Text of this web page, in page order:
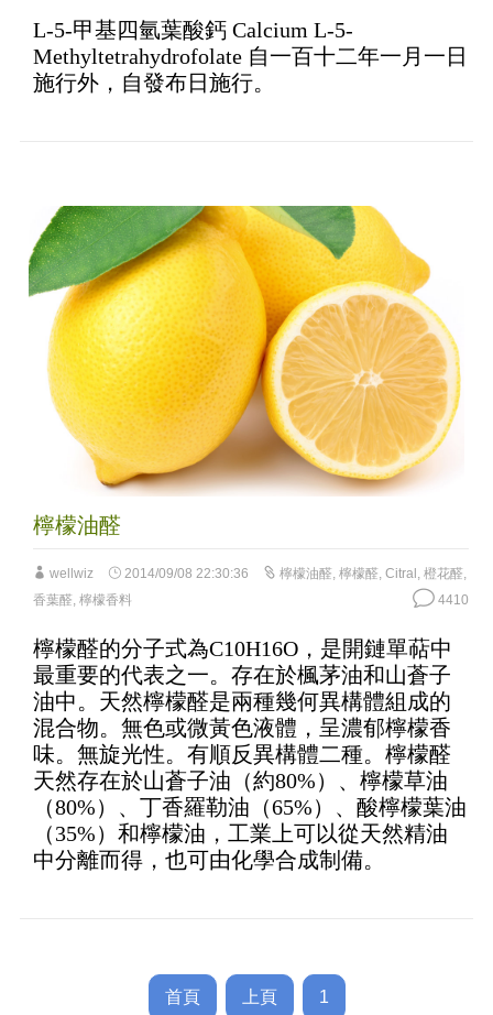
L-5-甲基四氫葉酸鈣 Calcium L-5-
Methyltetrahydrofolate 自一百十二年一月一日
施行外，自發布日施行。
檸檬油醛
wellwiz 2014/09/08 22:30:36 檸檬油醛, 檸檬醛, Citral, 橙花醛,
香葉醛, 檸檬香料 4410
檸檬醛的分子式為C10H16O，是開鏈單萜中
最重要的代表之一。存在於楓茅油和山蒼子
油中。天然檸檬醛是兩種幾何異構體組成的
混合物。無色或微黃色液體，呈濃郁檸檬香
味。無旋光性。有順反異構體二種。檸檬醛
天然存在於山蒼子油（約80%）、檸檬草油
（80%）、丁香羅勒油（65%）、酸檸檬葉油
（35%）和檸檬油，工業上可以從天然精油
中分離而得，也可由化學合成制備。
首頁 上頁 1